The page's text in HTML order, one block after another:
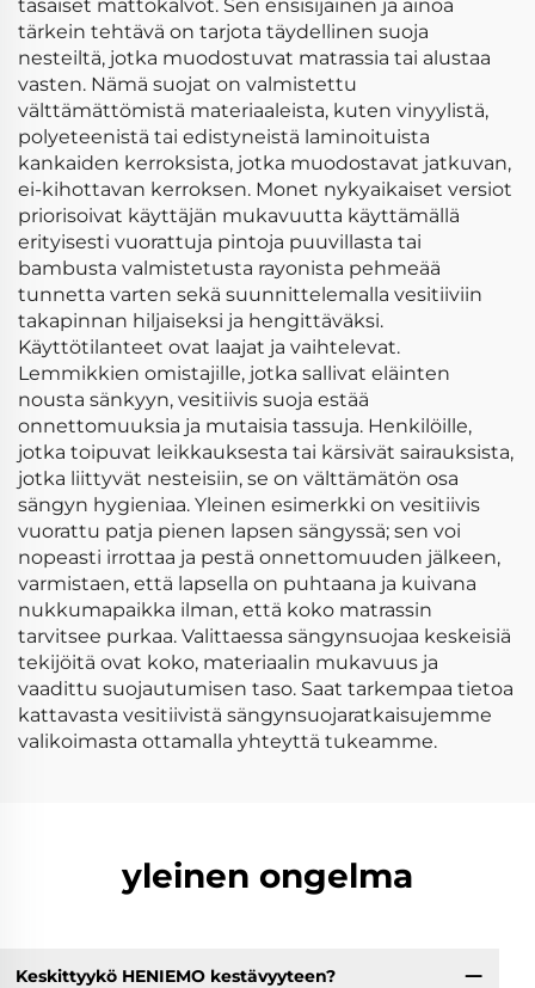
tasaiset mattokalvot. Sen ensisijainen ja ainoa
tärkein tehtävä on tarjota täydellinen suoja
nesteiltä, jotka muodostuvat matrassia tai alustaa
vasten. Nämä suojat on valmistettu
välttämättömistä materiaaleista, kuten vinyylistä,
polyeteenistä tai edistyneistä laminoituista
kankaiden kerroksista, jotka muodostavat jatkuvan,
ei-kihottavan kerroksen. Monet nykyaikaiset versiot
priorisoivat käyttäjän mukavuutta käyttämällä
erityisesti vuorattuja pintoja puuvillasta tai
bambusta valmistetusta rayonista pehmeää
tunnetta varten sekä suunnittelemalla vesitiiviin
takapinnan hiljaiseksi ja hengittäväksi.
Käyttötilanteet ovat laajat ja vaihtelevat.
Lemmikkien omistajille, jotka sallivat eläinten
nousta sänkyyn, vesitiivis suoja estää
onnettomuuksia ja mutaisia tassuja. Henkilöille,
jotka toipuvat leikkauksesta tai kärsivät sairauksista,
jotka liittyvät nesteisiin, se on välttämätön osa
sängyn hygieniaa. Yleinen esimerkki on vesitiivis
vuorattu patja pienen lapsen sängyssä; sen voi
nopeasti irrottaa ja pestä onnettomuuden jälkeen,
varmistaen, että lapsella on puhtaana ja kuivana
nukkumapaikka ilman, että koko matrassin
tarvitsee purkaa. Valittaessa sängynsuojaa keskeisiä
tekijöitä ovat koko, materiaalin mukavuus ja
vaadittu suojautumisen taso. Saat tarkempaa tietoa
kattavasta vesitiivistä sängynsuojaratkaisujemme
valikoimasta ottamalla yhteyttä tukeamme.
yleinen ongelma
Keskittyykö HENIEMO kestävyyteen?